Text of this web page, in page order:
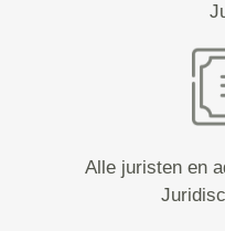
Alle juristen en